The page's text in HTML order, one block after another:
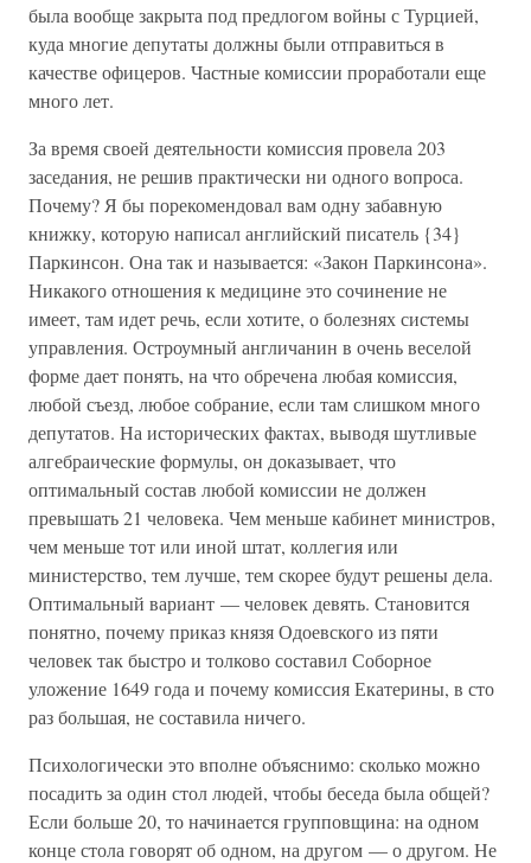
была вообще закрыта под предлогом войны с Турцией,
куда многие депутаты должны были отправиться в
качестве офицеров. Частные комиссии проработали еще
много лет.
За время своей деятельности комиссия провела 203
заседания, не решив практически ни одного вопроса.
Почему? Я бы порекомендовал вам одну забавную
книжку, которую написал английский писатель {34}
Паркинсон. Она так и называется: «Закон Паркинсона».
Никакого отношения к медицине это сочинение не
имеет, там идет речь, если хотите, о болезнях системы
управления. Остроумный англичанин в очень веселой
форме дает понять, на что обречена любая комиссия,
любой съезд, любое собрание, если там слишком много
депутатов. На исторических фактах, выводя шутливые
алгебраические формулы, он доказывает, что
оптимальный состав любой комиссии не должен
превышать 21 человека. Чем меньше кабинет министров,
чем меньше тот или иной штат, коллегия или
министерство, тем лучше, тем скорее будут решены дела.
Оптимальный вариант — человек девять. Становится
понятно, почему приказ князя Одоевского из пяти
человек так быстро и толково составил Соборное
уложение 1649 года и почему комиссия Екатерины, в сто
раз большая, не составила ничего.
Психологически это вполне объяснимо: сколько можно
посадить за один стол людей, чтобы беседа была общей?
Если больше 20, то начинается групповщина: на одном
конце стола говорят об одном, на другом — о другом. Не